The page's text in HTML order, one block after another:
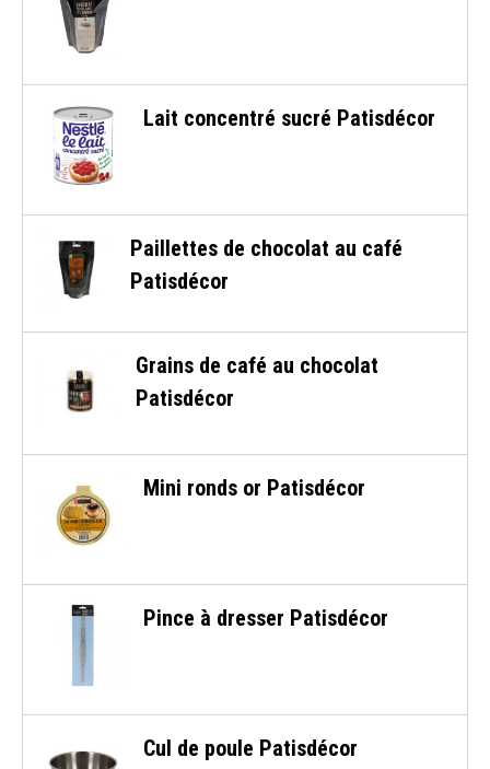
Lait concentré sucré Patisdécor
Paillettes de chocolat au café
Patisdécor
Grains de café au chocolat
Patisdécor
Mini ronds or Patisdécor
Pince à dresser Patisdécor
Cul de poule Patisdécor